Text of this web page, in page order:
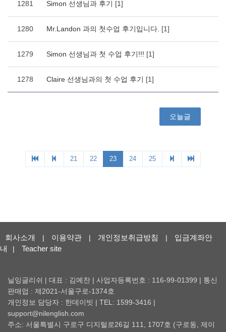
회사소개 | 이용약관 | 개인정보취급방침 |
입금계좌안
내
| Teacher site
닐잉글리쉬 | 대표 : 김예찬 | 사업자등록번호 : 116-99-01399 | 통신
판매업 : 제2021-서울구로-1374호
개인정보 담당자 : 한데이빗 | TEL: 1599-3416 |
support@nilenglish.com
주소: 서울특별시 구로구 디지털로26길 111, 1707호 (구로동, 제이